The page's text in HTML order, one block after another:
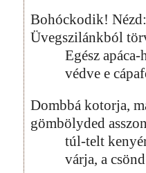
Bohóckodik! Nézd:
Üvegszilánkból
Egész
védve e
Dombbá kotorja,
gömbölyded
túl-telt
várja, a